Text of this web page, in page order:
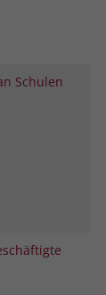
Schulen